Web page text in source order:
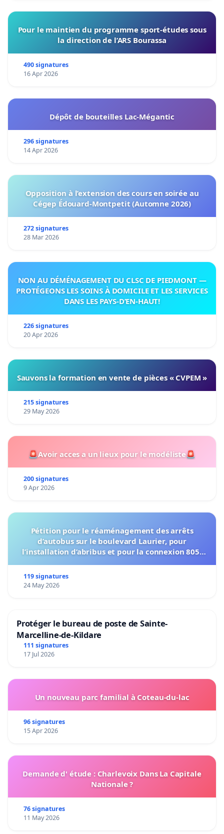
Pour le maintien du programme sport-études sous
la direction de l’ARS Bourassa
490 signatures
16 Apr 2026
Dépôt de bouteilles Lac-Mégantic
296 signatures
14 Apr 2026
Opposition à l’extension des cours en soirée au
Cégep Édouard-Montpetit (Automne 2026)
272 signatures
28 Mar 2026
NON AU DÉMÉNAGEMENT DU CLSC DE PIEDMONT —
PROTÉGEONS LES SOINS À DOMICILE ET LES SERVICES
DANS LES PAYS-D’EN-HAUT!
226 signatures
20 Apr 2026
Sauvons la formation en vente de pièces « CVPEM »
215 signatures
29 May 2026
🚨Avoir acces a un lieux pour le modéliste🚨
200 signatures
9 Apr 2026
Pétition pour le réaménagement des arrêts
d’autobus sur le boulevard Laurier, pour
l’installation d’abribus et pour la connexion 805-
119 signatures
24 May 2026
Protéger le bureau de poste de Sainte-
Marcelline-de-Kildare
111 signatures
17 Jul 2026
Un nouveau parc familial à Coteau-du-lac
96 signatures
15 Apr 2026
Demande d' étude : Charlevoix Dans La Capitale
Nationale ?
76 signatures
11 May 2026